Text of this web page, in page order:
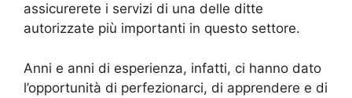
assicurerete i servizi di una delle ditte
autorizzate più importanti in questo settore.
Anni e anni di esperienza, infatti, ci hanno dato
l’opportunità di perfezionarci, di apprendere e di